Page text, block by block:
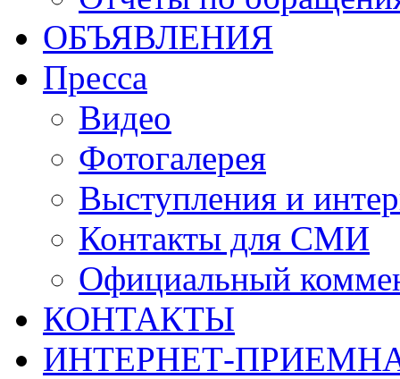
ОБЪЯВЛЕНИЯ
Пресса
Видео
Фотогалерея
Выступления и
Контакты для СМИ
Официальный
КОНТАКТЫ
ИНТЕРНЕТ-